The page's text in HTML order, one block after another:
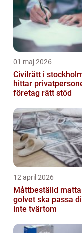
01 maj 2026
Civilrätt i stockholm
hittar
företag rätt stöd
12 april 2026
Måttbeställd matta när
golvet ska passa
inte tvärtom